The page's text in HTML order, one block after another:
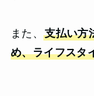
また、支払い方
め、ライフスタ